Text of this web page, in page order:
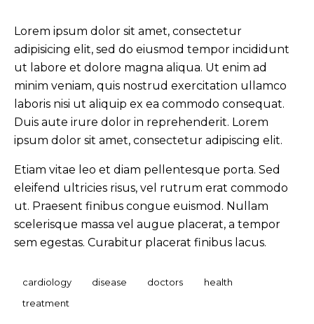
Lorem ipsum dolor sit amet, consectetur
adipisicing elit, sed do eiusmod tempor incididunt
ut labore et dolore magna aliqua. Ut enim ad
minim veniam, quis nostrud exercitation ullamco
laboris nisi ut aliquip ex ea commodo consequat.
Duis aute irure dolor in reprehenderit. Lorem
ipsum dolor sit amet, consectetur adipiscing elit.
Etiam vitae leo et diam pellentesque porta. Sed
eleifend ultricies risus, vel rutrum erat commodo
ut. Praesent finibus congue euismod. Nullam
scelerisque massa vel augue placerat, a tempor
sem egestas. Curabitur placerat finibus lacus.
cardiology disease doctors
health
treatment